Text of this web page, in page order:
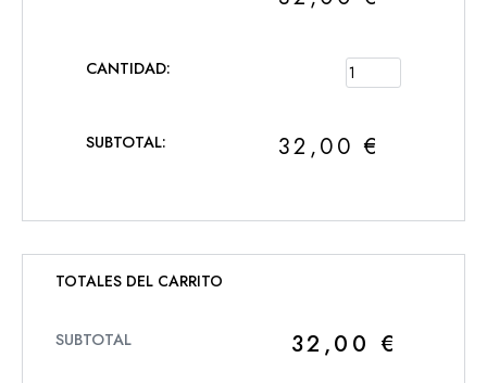
32,00€
TOTALES DEL CARRITO
32,00 €